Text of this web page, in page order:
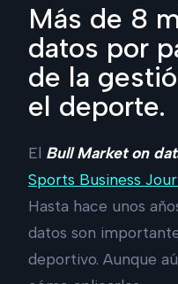
Más de 8
datos por
de la
el deporte.
El Bull Market on
Sports Business
Hasta hace unos
datos son
deportivo. Aunque